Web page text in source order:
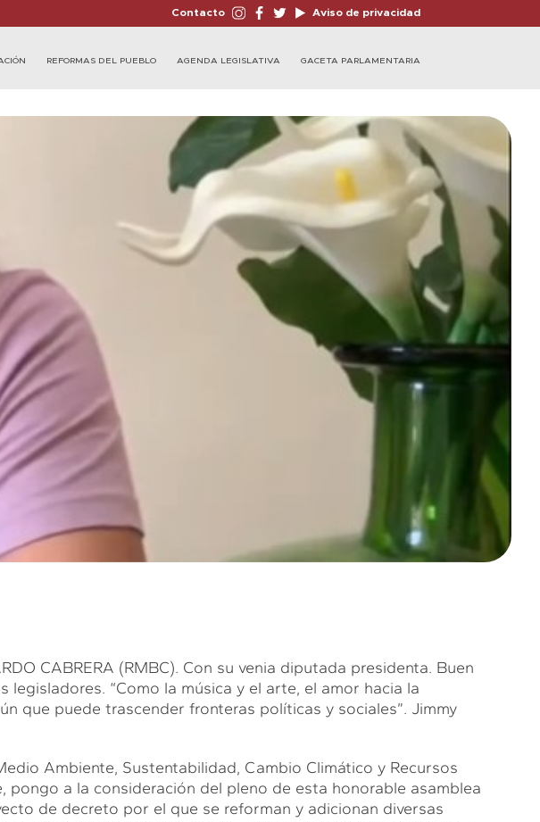
Contacto Aviso de privacidad
REFORMAS DEL PUEBLO AGENDA LEGISLATIVA GACETA PARLAMENTARIA
CABRERA (RMBC). Con su venia diputada presidenta. Buen
legisladores. “Como la música y el arte, el amor hacia la
que puede trascender fronteras políticas y sociales”. Jimmy
Ambiente, Sustentabilidad, Cambio Climático y Recursos
pongo a la consideración del pleno de esta honorable asamblea
de decreto por el que se reforman y adicionan diversas